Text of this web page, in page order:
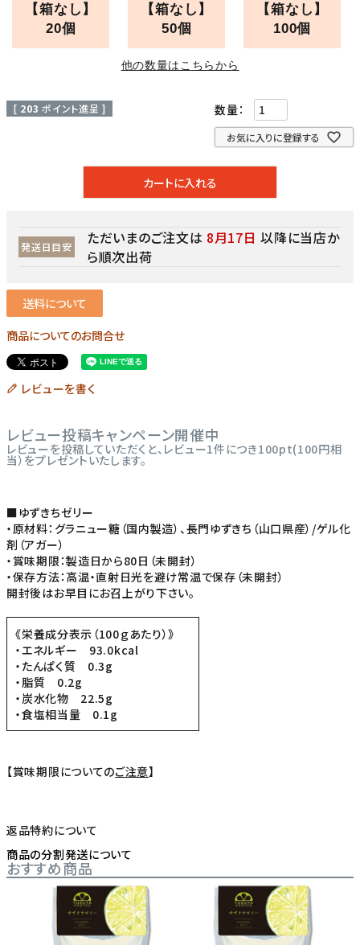
【箱なし】
20個
【箱なし】
50個
【箱なし】
100個
他の数量はこちらから
[ 203 ポイント進呈 ]
お気に入りに登録する
カートに入れる
発送日目安 ただいまのご注文は 8月17日 以降に当店か
ら順次出荷
送料について
商品についてのお問合せ
レビューを書く
レビュー投稿キャンペーン開催中
レビューを投稿していただくと、レビュー1件につき100pt(100円相
当）をプレゼントいたします。
■ゆずきちゼリー
・原材料：グラニュー糖（国内製造）、長門ゆずきち（山口県産）/ゲル化
剤（アガー）
・賞味期限：製造日から80日（未開封）
・保存方法：高温・直射日光を避け常温で保存（未開封）
開封後はお早目にお召上がり下さい。
《栄養成分表示（100ｇあたり）》
・エネルギー 93.0kcal
・たんぱく質 0.3g
・脂質 0.2g
・炭水化物 22.5g
・食塩相当量 0.1g
【賞味期限についてのご注意】
返品特約について
商品の分割発送について
おすすめ商品